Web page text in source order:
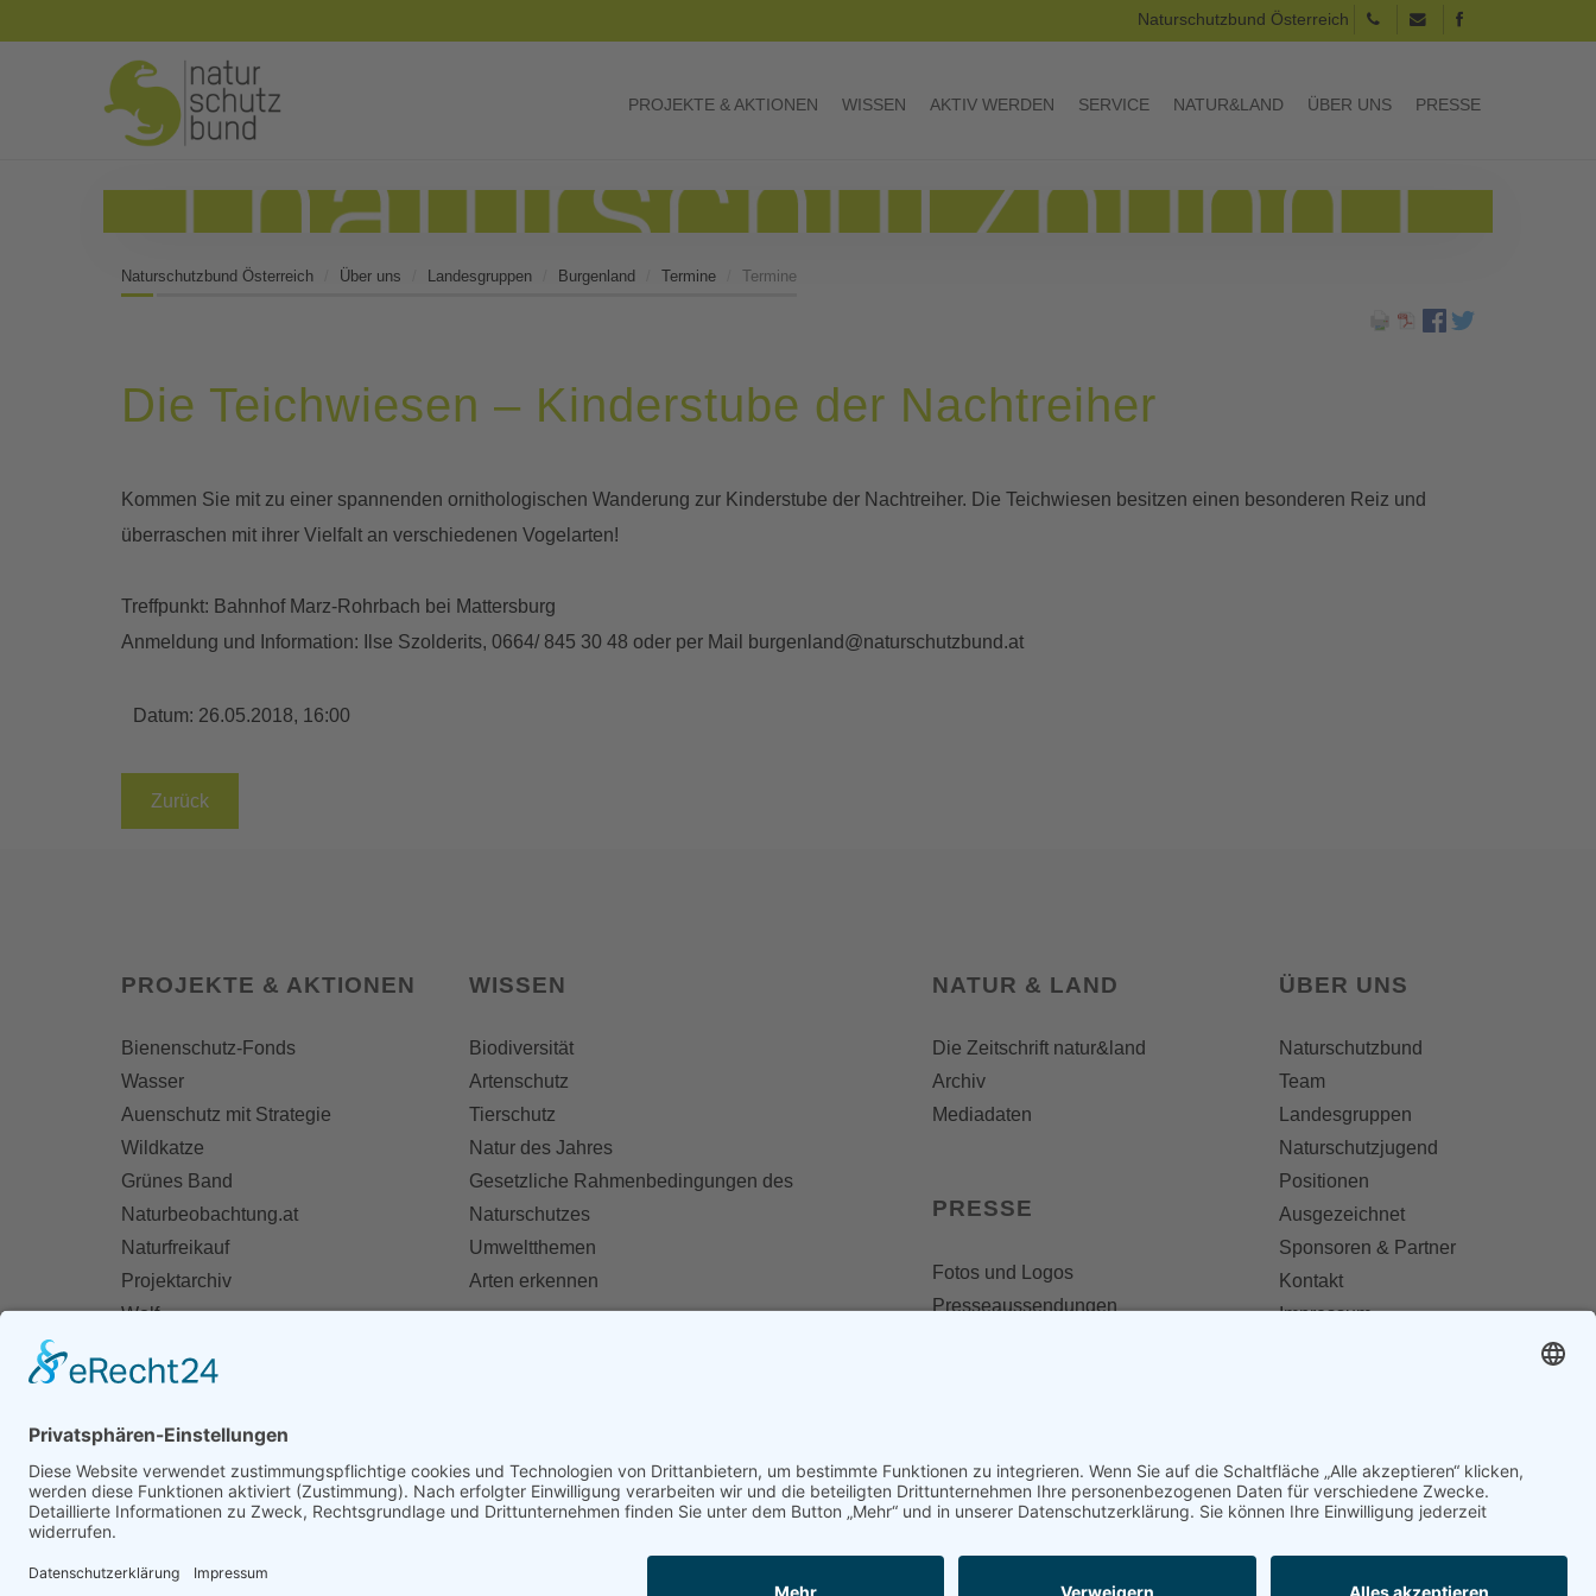
Naturschutzbund Österreich
PROJEKTE & AKTIONEN WISSEN AKTIV WERDEN SERVICE NATUR&LAND ÜBER UNS PRESSE
Naturschutzbund Österreich Über uns Landesgruppen Burgenland Termine Termine
Die Teichwiesen – Kinderstube der Nachtreiher
Kommen Sie mit zu einer spannenden ornithologischen Wanderung zur Kinderstube der Nachtreiher. Die Teichwiesen besitzen einen besonderen Reiz und
überraschen mit ihrer Vielfalt an verschiedenen Vogelarten!
Treffpunkt: Bahnhof Marz-Rohrbach bei Mattersburg
Anmeldung und Information: Ilse Szolderits, 0664/ 845 30 48 oder per Mail burgenland@naturschutzbund.at
Datum: 26.05.2018, 16:00
Zurück
PROJEKTE & AKTIONEN
Bienenschutz-Fonds
Wasser
Auenschutz mit Strategie
Wildkatze
Grünes Band
Naturbeobachtung.at
Naturfreikauf
Projektarchiv
Wolf
WISSEN
Biodiversität
Artenschutz
Tierschutz
Natur des Jahres
Gesetzliche Rahmenbedingungen des
Naturschutzes
Umweltthemen
Arten erkennen
Spenden
Mitglied werden
NATUR & LAND
Die Zeitschrift natur&land
Archiv
Mediadaten
PRESSE
Fotos und Logos
Presseaussendungen
ÜBER UNS
Naturschutzbund
Team
Landesgruppen
Naturschutzjugend
Positionen
Ausgezeichnet
Sponsoren & Partner
Kontakt
Impressum